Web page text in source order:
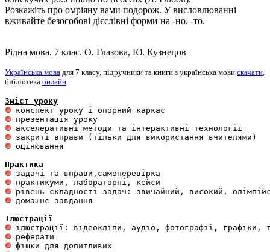
Розкажіть про омріяну вами подорож. У висловлюванні
вживайте безособові дієслівні форми на -но, -то.
Рідна мова. 7 клас. О. Глазова, Ю. Кузнецов
Українська мова для 7 класу, підручники та книги з українська мови скачати,
бібліотека онлайн
Зміст уроку
оцінювання
Практика
домашнє завдання
Ілюстрації